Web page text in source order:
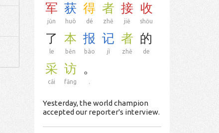
军
jūn
获
huò
得
dé
者
zhě
接
jiē
收
shōu
了
le
本
běn
报
bào
记
jì
者
zhě
的
de
采
cǎi
访
fǎng
。
.
Yesterday, the world champion
accepted our reporter's interview.